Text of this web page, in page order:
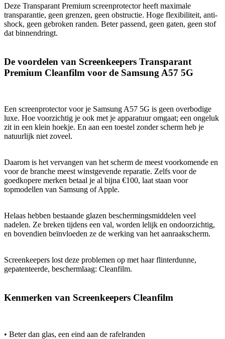
Deze Transparant Premium screenprotector heeft maximale
transparantie, geen grenzen, geen obstructie. Hoge flexibiliteit, anti-
shock, geen gebroken randen. Beter passend, geen gaten, geen stof
dat binnendringt.
De voordelen van Screenkeepers Transparant
Premium Cleanfilm voor de Samsung A57 5G
Een screenprotector voor je Samsung A57 5G is geen overbodige
luxe. Hoe voorzichtig je ook met je apparatuur omgaat; een ongeluk
zit in een klein hoekje. En aan een toestel zonder scherm heb je
natuurlijk niet zoveel.
Daarom is het vervangen van het scherm de meest voorkomende en
voor de branche meest winstgevende reparatie. Zelfs voor de
goedkopere merken betaal je al bijna €100, laat staan voor
topmodellen van Samsung of Apple.
Helaas hebben bestaande glazen beschermingsmiddelen veel
nadelen. Ze breken tijdens een val, worden lelijk en ondoorzichtig,
en bovendien beïnvloeden ze de werking van het aanraakscherm.
Screenkeepers lost deze problemen op met haar flinterdunne,
gepatenteerde, beschermlaag: Cleanfilm.
Kenmerken van Screenkeepers Cleanfilm
• Beter dan glas, een eind aan de rafelranden